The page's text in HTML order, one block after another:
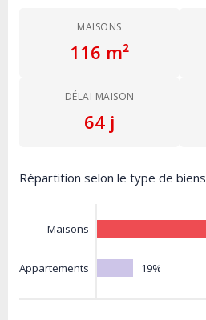
MAISONS
116 m²
DÉLAI MAISON
64 j
Répartition selon le type de biens
Maisons
Appartements 19%